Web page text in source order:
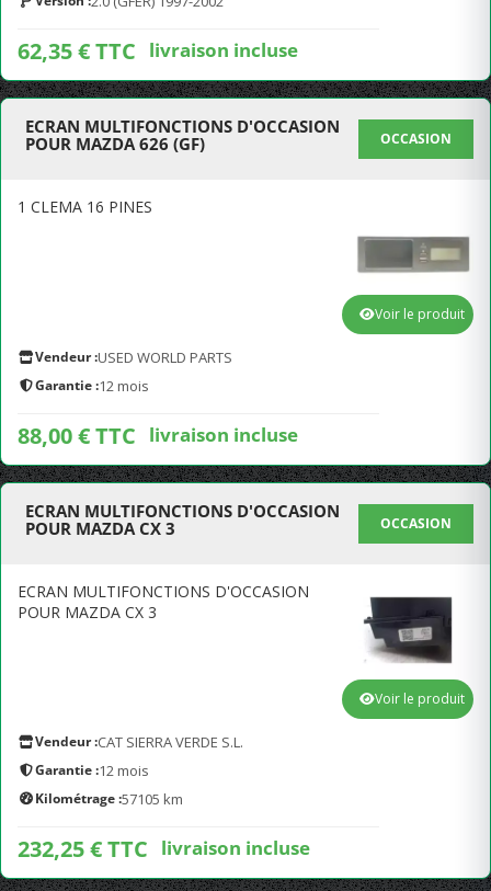
62,35 € TTC livraison incluse
ECRAN MULTIFONCTIONS D'OCCASION
POUR MAZDA 626 (GF)
OCCASION
1 CLEMA 16 PINES
Vendeur :USED WORLD PARTS
Garantie :12 mois
88,00 € TTC livraison incluse
Voir le produit
ECRAN MULTIFONCTIONS D'OCCASION
POUR MAZDA CX 3
OCCASION
ECRAN MULTIFONCTIONS D'OCCASION
POUR MAZDA CX 3
Vendeur :CAT SIERRA VERDE S.L.
Garantie :12 mois
Kilométrage :57105 km
232,25 € TTC livraison incluse
Voir le produit